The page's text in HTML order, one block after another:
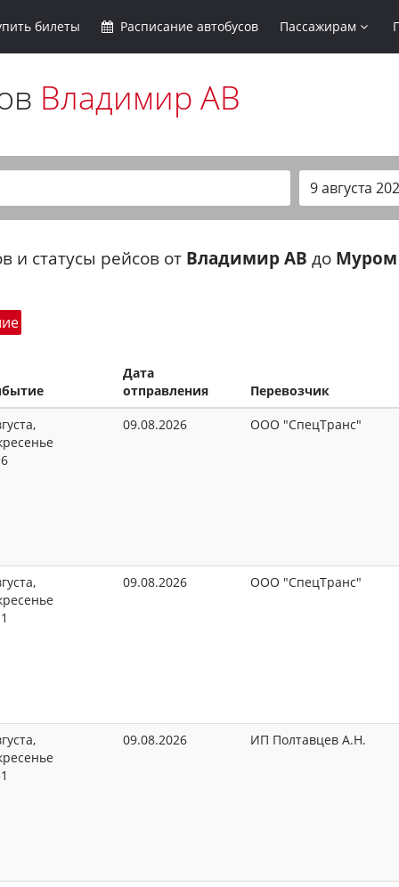
билеты Расписание автобусов Пассажирам
Владимир АВ
и статусы рейсов от Владимир АВ до Муром
Дата
отправления
Перевозчик
09.08.2026 ООО "СпецТранс"
09.08.2026 ООО "СпецТранс"
09.08.2026 ИП Полтавцев А.Н.